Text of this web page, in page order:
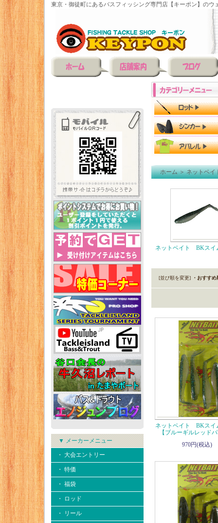
東京・御徒町にあるバスフィッシング専門店【キーポン】のウ
▼ メーカーメニュー
・ 大会エントリー
・ 特価
・ 福袋
・ ロッド
・ リール
ホーム＞ネットベイ
ネットベイト BKスイ
[並び順を変更] ・おすすめ
ネットベイト BKスイ
【ブルーギルレッド
970円(税込)